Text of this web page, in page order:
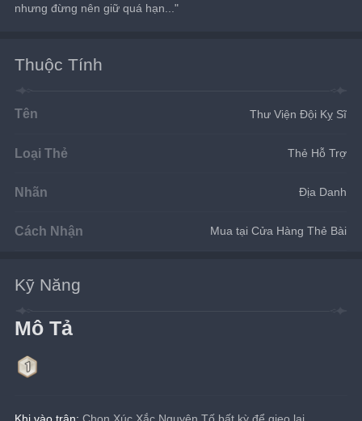
nhưng đừng nên giữ quá hạn..."
Thuộc Tính
Tên Thư Viện Đội Kỵ Sĩ
Loại Thẻ Thẻ Hỗ Trợ
Nhãn Địa Danh
Cách Nhận Mua tại Cửa Hàng Thẻ Bài
Kỹ Năng
Mô Tả